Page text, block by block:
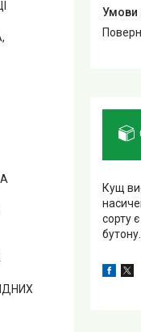
Кущ
сорту